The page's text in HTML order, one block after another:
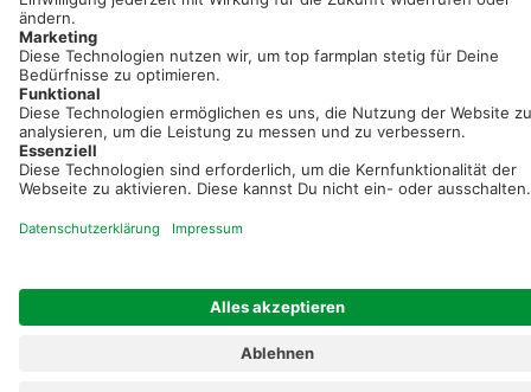
Registriere dich kostenlos!
einfach und bequem!
Kostenlos registrieren & sofort starten
Impressum Kontakt & Hilfe